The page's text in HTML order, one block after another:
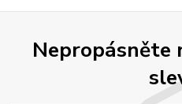
Nepropásněte